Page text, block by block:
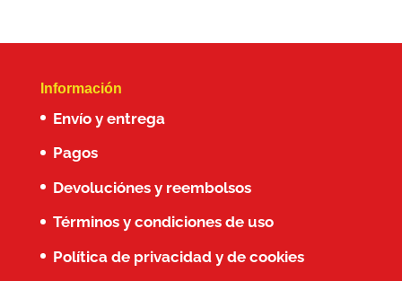
Información
Envío y entrega
Pagos
Devoluciónes y reembolsos
Términos y condiciones de uso
Política de privacidad y de cookies